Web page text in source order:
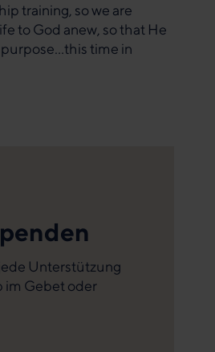
training, so we are
to God anew, so that He
purpose…this time in
Unterstützung
im Gebet oder